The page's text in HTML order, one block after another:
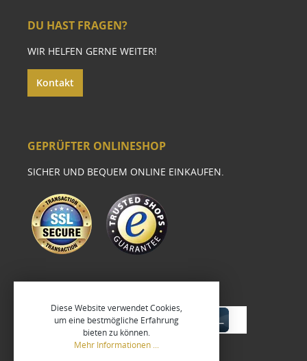
DU HAST FRAGEN?
WIR HELFEN GERNE WEITER!
Kontakt
GEPRÜFTER ONLINESHOP
SICHER UND BEQUEM ONLINE EINKAUFEN.
Diese Website verwendet Cookies,
um eine bestmögliche Erfahrung
bieten zu können.
Mehr Informationen ...